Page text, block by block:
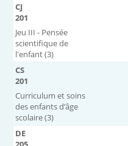
CJ
201
Jeu III - Pensée
scientifique de
l'enfant (3)
CS
201
Curriculum et soins
des enfants d’âge
scolaire (3)
DE